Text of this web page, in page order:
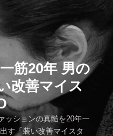
筋20年 男の
改善マイス
ッションの真髄を20年一
す「装い改善マイスタ